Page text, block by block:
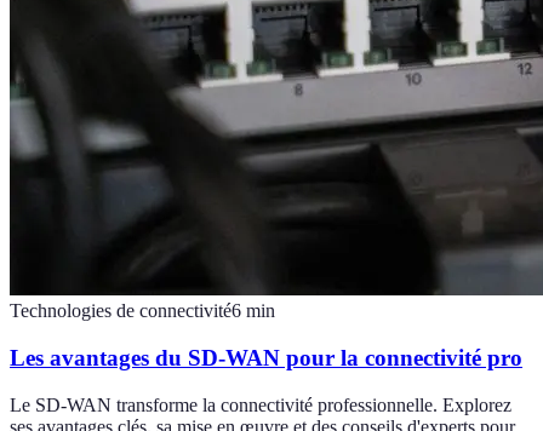
Technologies de connectivité6 min
Les avantages du SD-WAN pour la connectivité pro
Le SD-WAN transforme la connectivité professionnelle. Explorez
ses avantages clés, sa mise en œuvre et des conseils d'experts pour